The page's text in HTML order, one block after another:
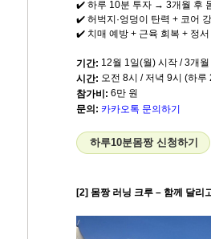
✔️ 하루 10분 투자 → 3개월 후
✔️ 허벅지·엉덩이 탄력 + 코어
✔️ 치매 예방 + 근육 회복 + 정서
기간: 12월 1일(월) 시작 / 3개월
시간: 오전 8시 / 저녁 9시 (하
참가비: 6만 원
문의: 카카오톡 문의하기
하루10분몸짱 신청하기
[2] 몸짱 러닝 크루 – 함께 달리